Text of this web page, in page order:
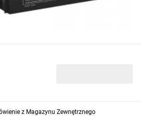
z Magazynu Zewnętrznego